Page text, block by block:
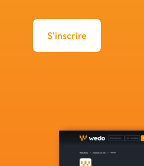
S'inscrire